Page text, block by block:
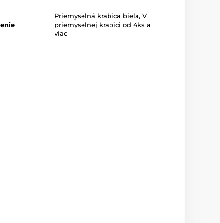
Priemyselná krabica biela,V
priemyselnej krabici od 4ks a
viac